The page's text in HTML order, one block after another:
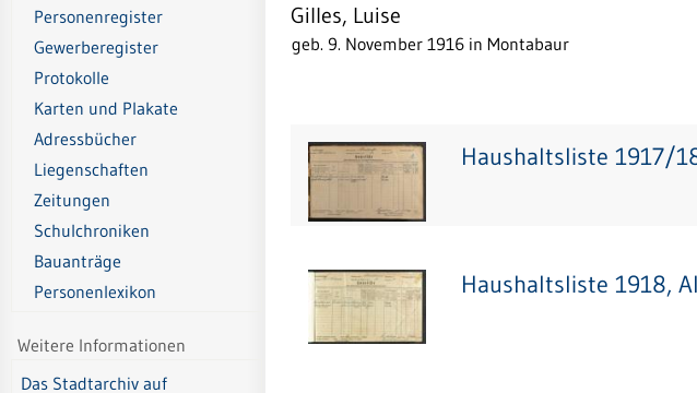
Personenregister
Gewerberegister
Protokolle
Karten und Plakate
Adressbücher
Liegenschaften
Zeitungen
Schulchroniken
Bauanträge
Personenlexikon
Weitere Informationen
Das Stadtarchiv auf
Gilles, Luise
geb. 9. November 1916 in Montabaur
Haushaltsliste 1917/
Haushaltsliste 1918,